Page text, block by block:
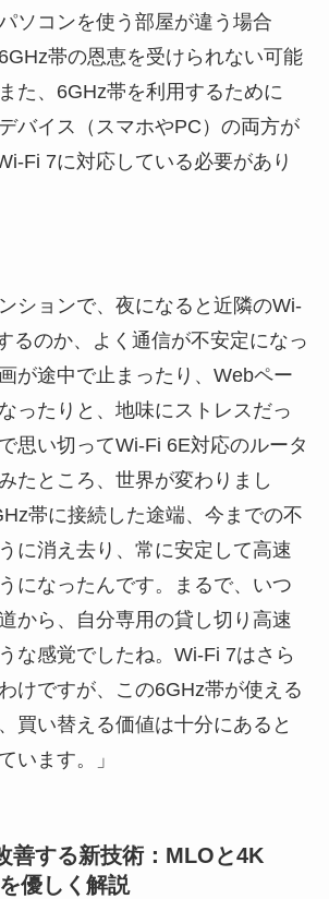
ソコンを使う部屋が違う場合
帯の恩恵を受けられない可能
た、6GHz帯を利用するために
バイス（スマホやPC）の両方が
Fi 7に対応している必要があり
ションで、夜になると近隣のWi-
るのか、よく通信が不安定になっ
が途中で止まったり、Webペー
ったりと、地味にストレスだっ
思い切ってWi-Fi 6E対応のルータ
たところ、世界が変わりまし
帯に接続した途端、今までの不
に消え去り、常に安定して高速
になったんです。まるで、いつ
から、自分専用の貸し切り高速
な感覚でしたね。Wi-Fi 7はさら
けですが、この6GHz帯が使える
買い替える価値は十分にあると
います。」
善する新技術：MLOと4K
優しく解説